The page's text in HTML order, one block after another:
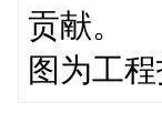
贡献。
图为工